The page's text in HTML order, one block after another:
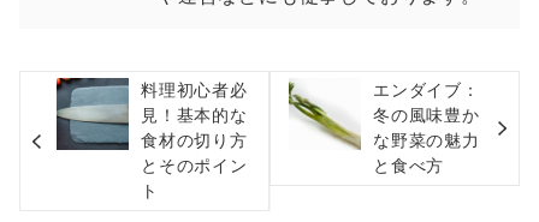
エンダイブ：
冬の風味豊か
な野菜の魅力
と食べ方
料理初心者必
見！基本的な
食材の切り方
とそのポイン
ト